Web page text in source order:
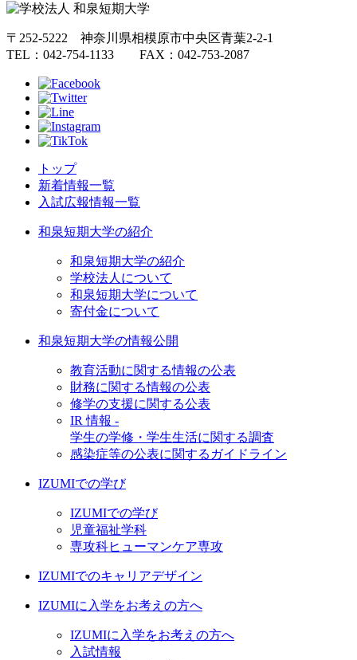
〒252-5222 神奈川県相模原市中央区青葉2-2-1
TEL：042-754-1133 FAX：042-753-2087
トップ
新着情報一覧
入試広報情報一覧
和泉短期大学の紹介
和泉短期大学の紹介
学校法人について
和泉短期大学について
寄付金について
和泉短期大学の情報公開
教育活動に関する情報の公表
財務に関する情報の公表
修学の支援に関する公表
IR 情報 -
学生の学修・学生生活に関する調査
感染症等の公表に関するガイドライン
IZUMIでの学び
IZUMIでの学び
児童福祉学科
専攻科ヒューマンケア専攻
IZUMIでのキャリアデザイン
IZUMIに入学をお考えの方へ
IZUMIに入学をお考えの方へ
入試情報